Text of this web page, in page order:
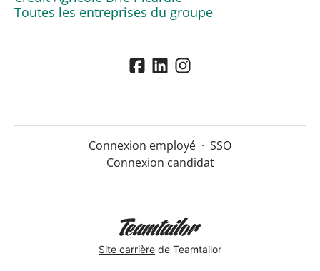
Toutes les entreprises du groupe
Connexion employé · SSO
Connexion candidat
Site carrière de Teamtailor